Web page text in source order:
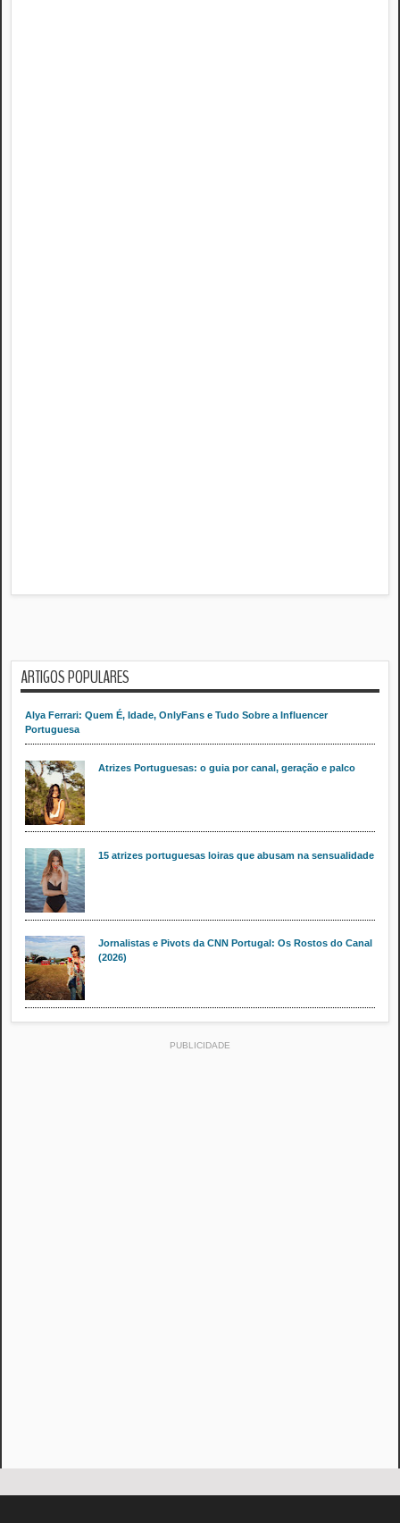
ARTIGOS POPULARES
Alya Ferrari: Quem É, Idade, OnlyFans e Tudo Sobre a Influencer
Portuguesa
Atrizes Portuguesas: o guia por canal, geração e palco
15 atrizes portuguesas loiras que abusam na sensualidade
Jornalistas e Pivots da CNN Portugal: Os Rostos do Canal
(2026)
PUBLICIDADE